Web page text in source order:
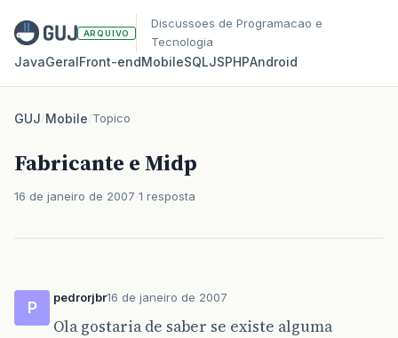
ARQUIVO
Discussoes de Programacao e
Tecnologia
JavaGeralFront‑endMobileSQLJSPHPAndroid
GUJ/Mobile/Topico
Fabricante e Midp
16 de janeiro de 2007 1 resposta
P
pedrorjbr16 de janeiro de 2007
Ola gostaria de saber se existe alguma